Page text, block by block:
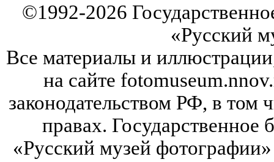
©1992-2026
«Русский
Все материалы и
на сайте
законодательством РФ, в том
правах.
«Русский музей